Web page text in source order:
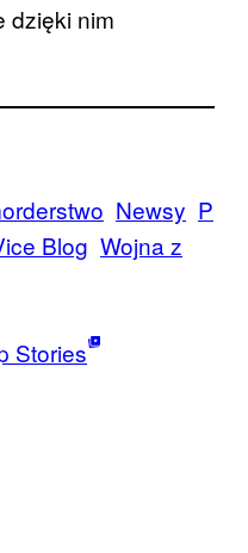
dzięki nim
Newsy P
Blog Wojna z
Stories